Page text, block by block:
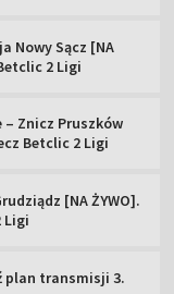
Nowy Sącz [NA
2 Ligi
Znicz Pruszków
Betclic 2 Ligi
[NA ŻYWO].
Ligi
plan transmisji 3.